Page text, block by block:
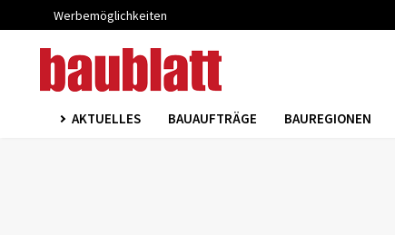
Werbemöglichkeiten
AKTUELLES BAUAUFTRÄGE BAUREGIONEN